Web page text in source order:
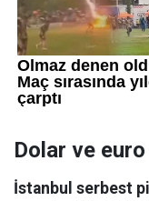
Dolar ve euro
İstanbul serbest